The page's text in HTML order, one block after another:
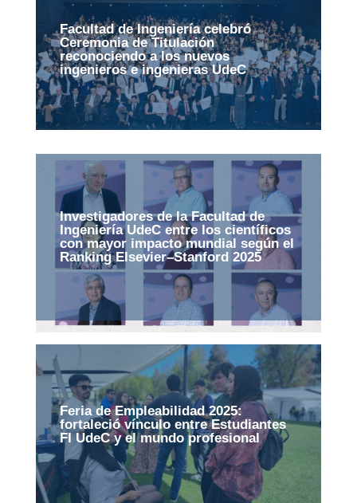
Facultad de Ingeniería celebró
Ceremonia de Titulación
reconociendo a los nuevos
ingenieros e ingenieras UdeC
Investigadores de la Facultad de
Ingeniería UdeC entre los científicos
con mayor impacto mundial según el
Ranking Elsevier–Stanford 2025
Feria de Empleabilidad 2025:
fortaleció vínculo entre Estudiantes
FI UdeC y el mundo profesional